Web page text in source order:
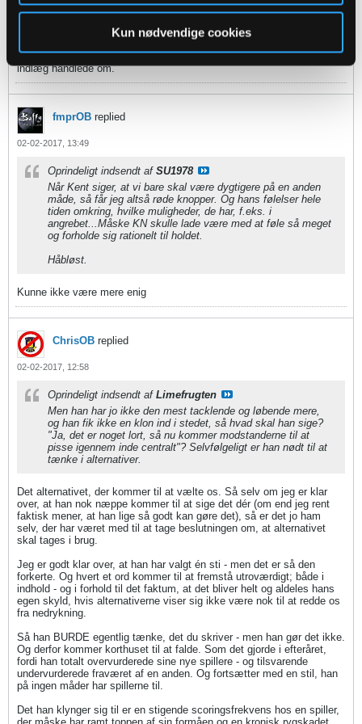
Kun nødvendige cookies
at sige, at man nu kan stille en mere dynamisk og boldsikker
Det ved jeg ikke, det interesserer mig heller ikke, det var ikke det, mit
indlæg handlede om.
fmprOB replied
02-02-2017, 13:49
Oprindeligt indsendt af SU1978
Når Kent siger, at vi bare skal være dygtigere på en anden
måde, så får jeg altså røde knopper. Og hans følelser hele
tiden omkring, hvilke muligheder, de har, f.eks. i
angrebet...Måske KN skulle lade være med at føle så meget
og forholde sig rationelt til holdet.
Håbløst.
Kunne ikke være mere enig
ChrisOB replied
02-02-2017, 12:58
Oprindeligt indsendt af Limefrugten
Men han har jo ikke den mest tacklende og løbende mere,
og han fik ikke en klon ind i stedet, så hvad skal han sige?
"Ja, det er noget lort, så nu kommer modstanderne til at
pisse igennem inde centralt"? Selvfølgeligt er han nødt til at
tænke i alternativer.
Det alternativet, der kommer til at vælte os. Så selv om jeg er klar
over, at han nok næppe kommer til at sige det dér (om end jeg rent
faktisk mener, at han lige så godt kan gøre det), så er det jo ham
selv, der har været med til at tage beslutningen om, at alternativet
skal tages i brug.
Jeg er godt klar over, at han har valgt én sti - men det er så den
forkerte. Og hvert et ord kommer til at fremstå utroværdigt; både i
indhold - og i forhold til det faktum, at det bliver helt og aldeles hans
egen skyld, hvis alternativerne viser sig ikke være nok til at redde os
fra nedrykning.
Så han BURDE egentlig tænke, det du skriver - men han gør det ikke.
Og derfor kommer korthuset til at falde. Som det gjorde i efteråret,
fordi han totalt overvurderede sine nye spillere - og tilsvarende
undervurderede fraværet af en anden. Og fortsætter med en stil, han
på ingen måder har spillerne til.
Det han klynger sig til er en stigende scoringsfrekvens hos en spiller,